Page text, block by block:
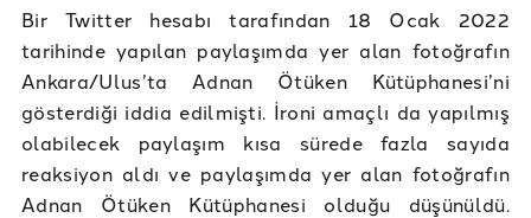
Bir Twitter hesabı tarafından 18 Ocak 2022
tarihinde yapılan paylaşımda yer alan fotoğrafın
Ankara/Ulus’ta Adnan Ötüken Kütüphanesi’ni
gösterdiği iddia edilmişti. İroni amaçlı da yapılmış
olabilecek paylaşım kısa sürede fazla sayıda
reaksiyon aldı ve paylaşımda yer alan fotoğrafın
Adnan Ötüken Kütüphanesi olduğu düşünüldü.